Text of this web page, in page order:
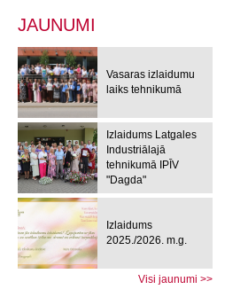
JAUNUMI
Vasaras izlaidumu
laiks tehnikumā
Izlaidums Latgales
Industriālajā
tehnikumā IPĪV
"Dagda"
Izlaidums
2025./2026. m.g.
Visi jaunumi >>